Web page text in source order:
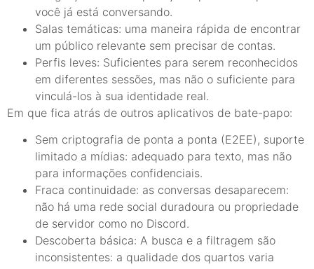
você já está conversando.
Salas temáticas: uma maneira rápida de encontrar
um público relevante sem precisar de contas.
Perfis leves: Suficientes para serem reconhecidos
em diferentes sessões, mas não o suficiente para
vinculá-los à sua identidade real.
Em que fica atrás de outros aplicativos de bate-papo:
Sem criptografia de ponta a ponta (E2EE), suporte
limitado a mídias: adequado para texto, mas não
para informações confidenciais.
Fraca continuidade: as conversas desaparecem:
não há uma rede social duradoura ou propriedade
de servidor como no Discord.
Descoberta básica: A busca e a filtragem são
inconsistentes: a qualidade dos quartos varia